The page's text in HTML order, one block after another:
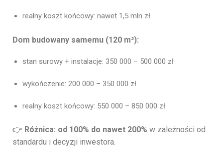
realny koszt końcowy: nawet 1,5 mln zł
Dom budowany samemu (120 m²):
stan surowy + instalacje: 350 000 – 500 000 zł
wykończenie: 200 000 – 350 000 zł
realny koszt końcowy: 550 000 – 850 000 zł
👉 Różnica: od 100% do nawet 200% w zależności od
standardu i decyzji inwestora.